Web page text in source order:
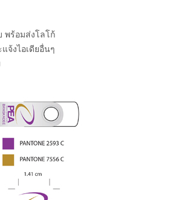
พร้อมส่งโลโก้
จ้งไอเดียอื่นๆ